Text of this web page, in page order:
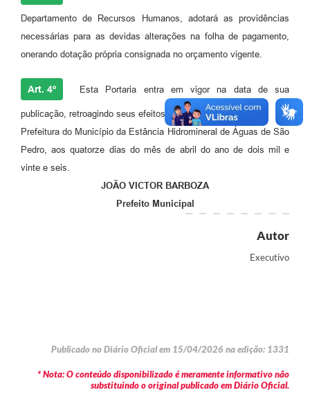
Departamento de Recursos Humanos, adotará as providências
necessárias para as devidas alterações na folha de pagamento,
onerando dotação própria consignada no orçamento vigente.
Art. 4º Esta Portaria entra em vigor na data de sua
publicação, retroagindo seus efeitos a 13 de abril de 2026.
Prefeitura do Município da Estância Hidromineral de Águas de São
Pedro, aos quatorze dias do mês de abril do ano de dois mil e
vinte e seis.
JOÃO VICTOR BARBOZA
Prefeito Municipal
Autor
Executivo
Publicado no Diário Oficial em 15/04/2026 na edição: 1331
* Nota: O conteúdo disponibilizado é meramente informativo não
substituindo o original publicado em Diário Oficial.